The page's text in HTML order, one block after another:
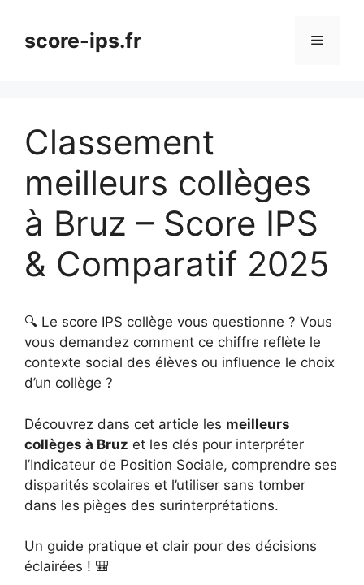
contenuscore-ips.fr Menu
Classement
meilleurs collèges
à Bruz – Score IPS
& Comparatif 2025
🔍 Le score IPS collège vous questionne ? Vous
vous demandez comment ce chiffre reflète le
contexte social des élèves ou influence le choix
d’un collège ?
Découvrez dans cet article les meilleurs
collèges à Bruz et les clés pour interpréter
l’Indicateur de Position Sociale, comprendre ses
disparités scolaires et l’utiliser sans tomber
dans les pièges des surinterprétations.
Un guide pratique et clair pour des décisions
éclairées ! 🎒